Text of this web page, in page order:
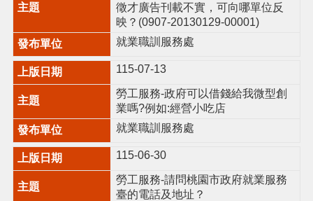
網
導
覽
市
政
信
箱
常
見
問
題
徵才廣告刊載不實，可向哪單位反
映？(0907-20130129-00001)
就業職訓服務處
115-07-13
勞工服務-政府可以借錢給我微型創
業嗎?例如:經營小吃店
就業職訓服務處
115-06-30
勞工服務-請問桃園市政府就業服務
臺的電話及地址？